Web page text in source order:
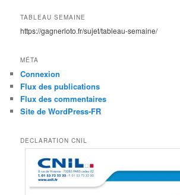
TABLEAU SEMAINE
https://gagnerloto.fr/sujet/tableau-semaine/
MÉTA
Connexion
Flux des publications
Flux des commentaires
Site de WordPress-FR
DECLARATION CNIL